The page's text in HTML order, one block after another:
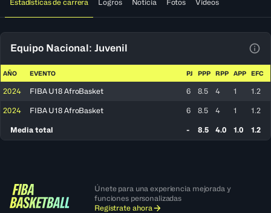
Estadísticas de carrera Logros Noticia Fotos Videos
Equipo Nacional: Juvenil
AÑO EVENTO PJ PPP RPP APP EFC
2024 FIBA U18 AfroBasket 6 8.5 4 1 1.2
2024 FIBA U18 AfroBasket 6 8.5 4 1 1.2
Media total - 8.5 4.0 1.0 1.2
Únete para una experiencia mejorada y
funciones personalizadas
Regístrate ahora